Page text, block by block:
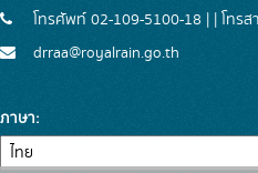
โทรศัพท์ 02-109-5100-18 | | โทร
drraa@royalrain.go.th
ภาษา